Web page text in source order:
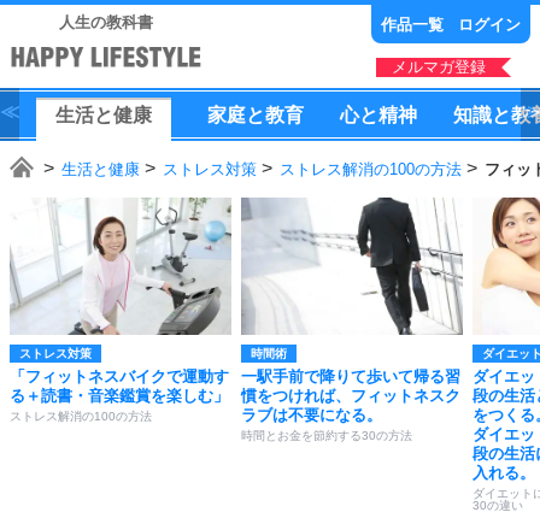
人生の教科書 作品一覧 ログイン
メルマガ登録
生活と健康 家庭と教育 心と精神 知識と教
生活と健康 ストレス対策 ストレス解消の100の方法 フィッ
ストレス対策
「フィットネスバイクで運動す
る＋読書・音楽鑑賞を楽しむ」
ストレス解消の100の方法
時間術
一駅手前で降りて歩いて帰る習
慣をつければ、フィットネスク
ラブは不要になる。
時間とお金を節約する30の方法
ダイエッ
ダイエ
段の生活
をつくる
ダイエ
段の生活
入れる。
ダイエット
30の違い